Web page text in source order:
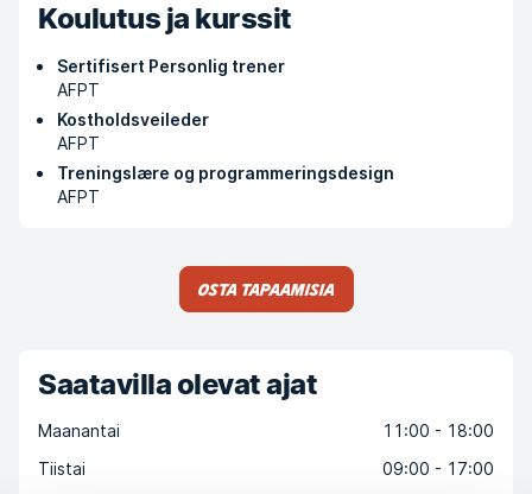
Koulutus ja kurssit
Sertifisert Personlig trener
AFPT
Kostholdsveileder
AFPT
Treningslære og programmeringsdesign
AFPT
Osta tapaamisia
Saatavilla olevat ajat
Maanantai
11:00 - 18:00
Tiistai
09:00 - 17:00